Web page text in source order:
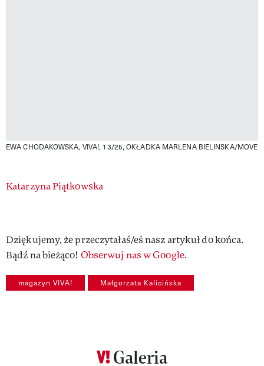
EWA CHODAKOWSKA, VIVA!, 13/25, OKŁADKA MARLENA BIELINSKA/MOVE
Authors
Katarzyna Piątkowska
Dziękujemy, że przeczytałaś/eś nasz artykuł do końca.
Bądź na bieżąco! Obserwuj nas w Google.
magazyn VIVA! Małgorzata Kalicińska
Galeria